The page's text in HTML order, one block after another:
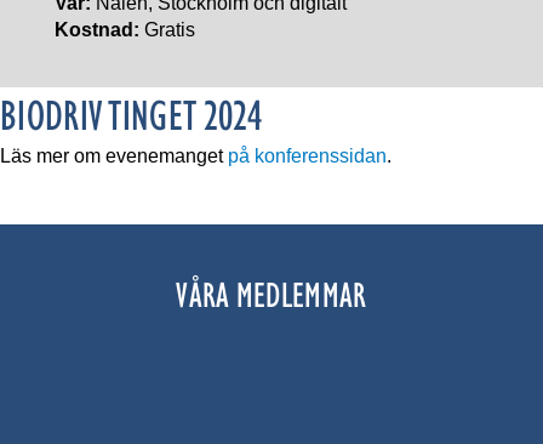
Kostnad: Gratis
BIODRIV TINGET 2024
Läs mer om evenemanget på konferenssidan.
VÅRA MEDLEMMAR